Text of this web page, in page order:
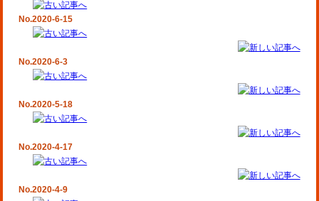
No.2020-6-15
No.2020-6-3
No.2020-5-18
No.2020-4-17
No.2020-4-9